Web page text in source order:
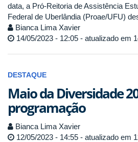
data, a Pró-Reitoria de Assistência
Federal de Uberlândia (Proae/UFU)
Bianca Lima Xavier
14/05/2023 - 12:05 - atualizado em
DESTAQUE
Maio da Diversidade
programação
Bianca Lima Xavier
12/05/2023 - 14:55 - atualizado em